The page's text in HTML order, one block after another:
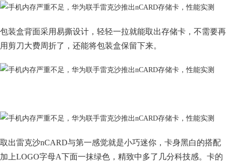
包装盒背面采用易撕设计，轻轻一拉就能取出存储卡，不需要再
用剪刀大费周折了，还能将包装盒保留下来。
取出雷克沙nCARD与第一感觉就是小巧迷你，卡身黑白的搭配
加上LOGO字母A下面一抹绿色，精致中多了几分科技感。卡的